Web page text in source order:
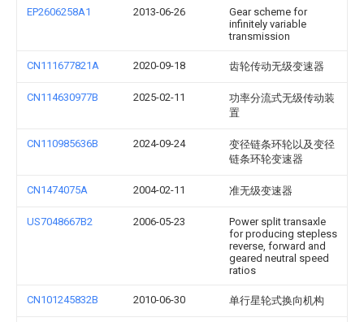
EP2606258A1 2013-06-26
Gear scheme for
infinitely variable
transmission
CN111677821A 2020-09-18 齿轮传动无级变速器
CN114630977B 2025-02-11
功率分流式无级传动装
置
CN110985636B 2024-09-24
变径链条环轮以及变径
链条环轮变速器
CN1474075A 2004-02-11 准无级变速器
US7048667B2 2006-05-23
Power split transaxle
for producing stepless
reverse, forward and
geared neutral speed
ratios
CN101245832B 2010-06-30 单行星轮式换向机构